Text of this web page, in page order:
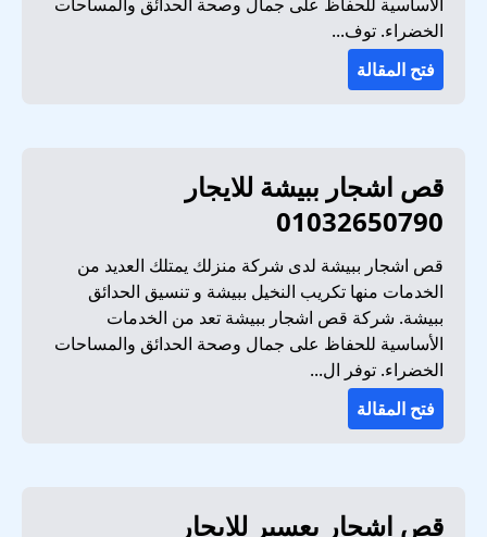
الخضراء. توف...
فتح المقالة
قص اشجار ببيشة للايجار
01032650790
قص اشجار ببيشة لدى شركة منزلك يمتلك العديد من
الخدمات منها تكريب النخيل ببيشة و تنسيق الحدائق
ببيشة. شركة قص اشجار ببيشة تعد من الخدمات
الأساسية للحفاظ على جمال وصحة الحدائق والمساحات
الخضراء. توفر ال...
فتح المقالة
قص اشجار بعسير للايجار